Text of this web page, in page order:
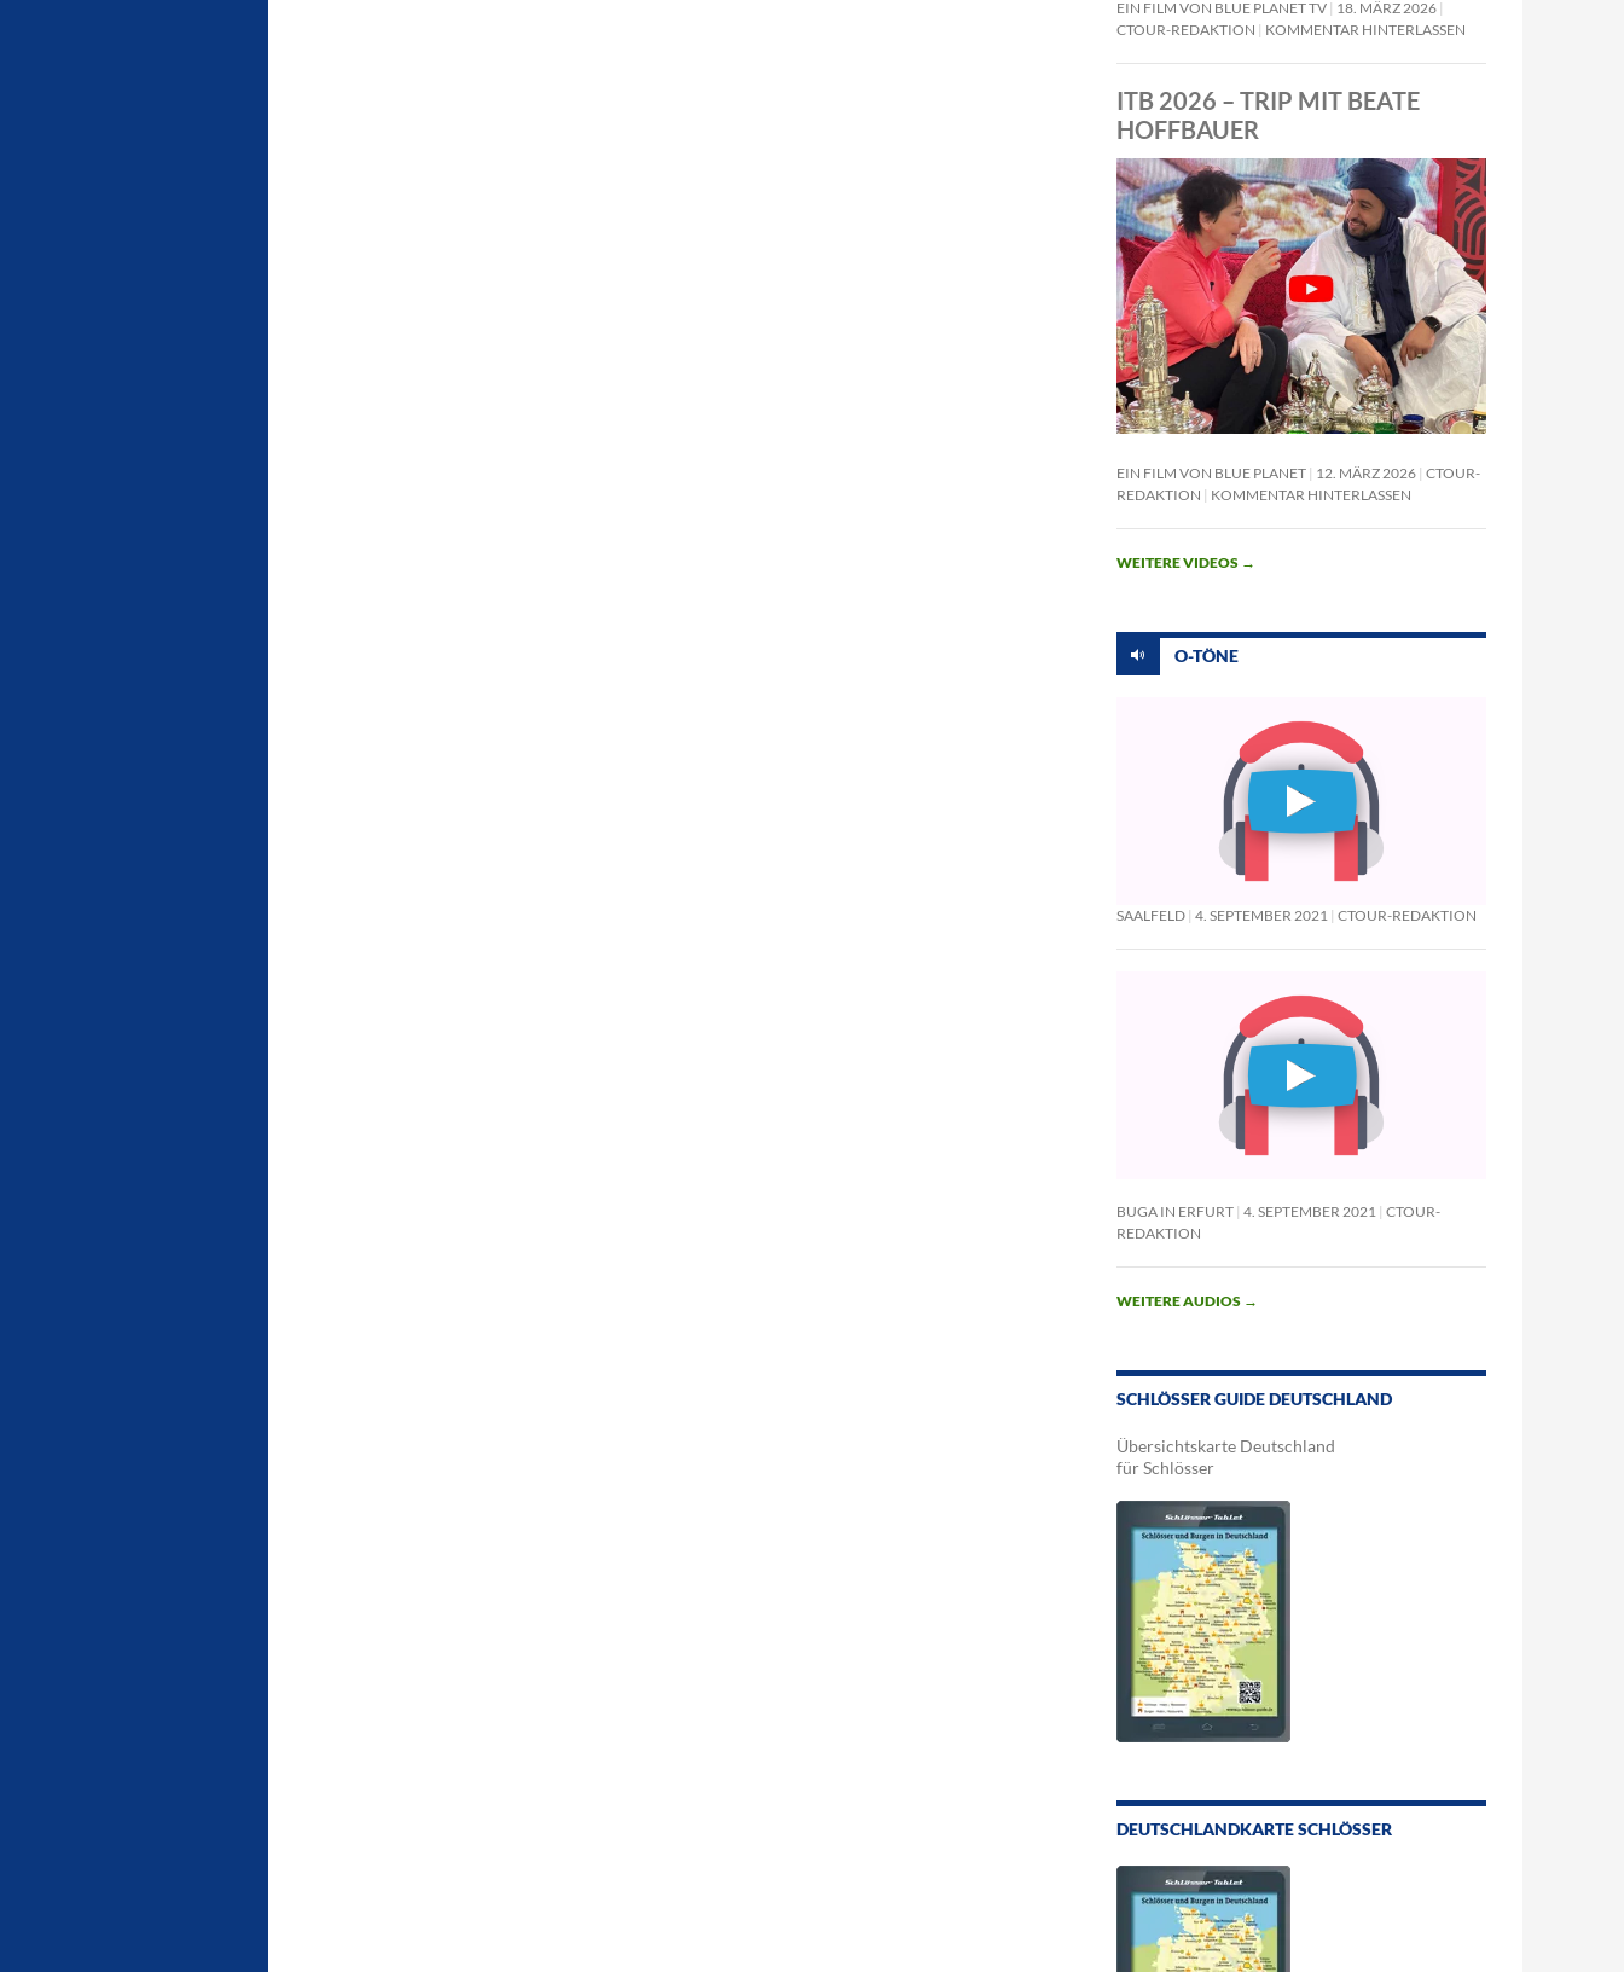
EIN FILM VON BLUE PLANET TV 18. MÄRZ 2026
CTOUR-REDAKTION
KOMMENTAR HINTERLASSEN
ITB 2026 – TRIP MIT BEATE
HOFFBAUER
EIN FILM VON BLUE PLANET 12. MÄRZ 2026 CTOUR-
REDAKTION
KOMMENTAR HINTERLASSEN
WEITERE VIDEOS →
O-TÖNE
SAALFELD 4. SEPTEMBER 2021 CTOUR-REDAKTION
BUGA IN ERFURT 4. SEPTEMBER 2021
CTOUR-
REDAKTION
WEITERE AUDIOS →
SCHLÖSSER GUIDE DEUTSCHLAND
Übersichtskarte Deutschland
für Schlösser
DEUTSCHLANDKARTE SCHLÖSSER